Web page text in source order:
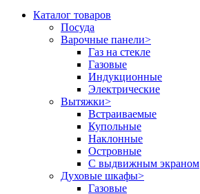
Каталог товаров
Посуда
Варочные панели>
Газ на стекле
Газовые
Индукционные
Электрические
Вытяжки>
Встраиваемые
Купольные
Наклонные
Островные
С выдвижным экраном
Духовые шкафы>
Газовые